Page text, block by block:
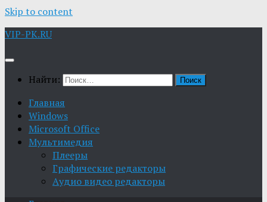
Skip to content
VIP-PK.RU
Найти:
Главная
Windows
Microsoft Office
Мультимедия
Плееры
Графические редакторы
Aудио видео редакторы